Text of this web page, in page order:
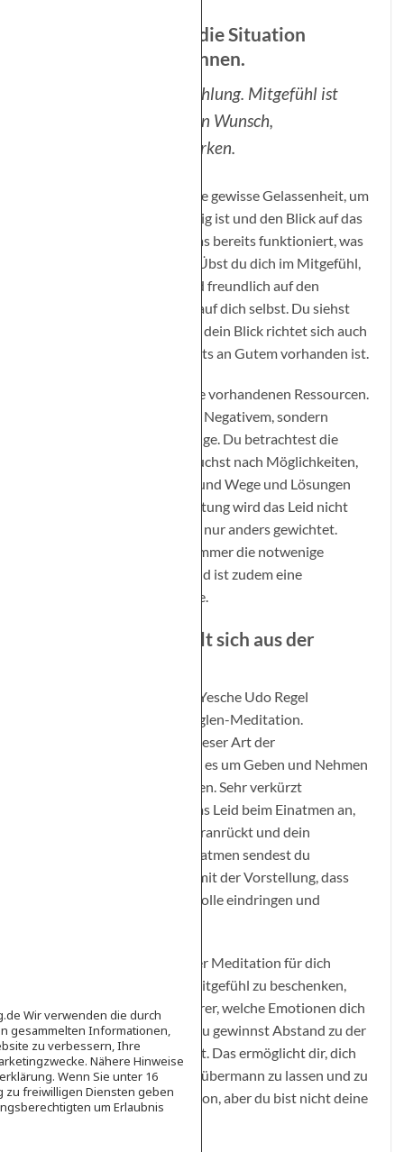
Mitgefühl lässt uns die Situation
ganzheitlicher erkennen.
Empathie ist Einfühlung. Mitgefühl ist
Einfühlung plus den Wunsch,
Heilsames zu bewirken.
Mitgefühl bewahrt also eine gewisse Gelassenheit, um
zu schauen, was jetzt wichtig ist und den Blick auf das
Gute zu richten, auf das, was bereits funktioniert, was
erreicht wurde, was da ist. Übst du dich im Mitgefühl,
blickst du wohlwollend und freundlich auf den
anderen beziehungsweise auf dich selbst. Du siehst
nicht nur das Leid, sondern dein Blick richtet sich auch
auf das, was im Leben bereits an Gutem vorhanden ist.
Du erkennst gleichzeitig die vorhandenen Ressourcen.
Damit versinkst du nicht in Negativem, sondern
behältst das Positive im Auge. Du betrachtest die
Situation gelassener und suchst nach Möglichkeiten,
wie man das Gute fördern und Wege und Lösungen
finden kann. Mit dieser Haltung wird das Leid nicht
verdrängt oder missachtet, nur anders gewichtet.
Vielleicht trägt Mitgefühl immer die notwenige
Gelassenheit im Gepäck und ist zudem eine
lösungsorientierte Variante.
Mitgefühl entwickelt sich aus der
Der buddhistische Mönch Yesche Udo Regel
unterrichtet Kurse zur Tonglen-Meditation.
). Bei dieser Art der
Mitgefühlsmeditation geht es um Geben und Nehmen
– Annehmen und Aussenden. Sehr verkürzt
beschrieben: Du nimmst das Leid beim Einatmen an,
so dass es näher an dich heranrückt und dein
Mitgefühl weckt. Beim Ausatmen sendest du
Mitgefühl aus, verbunden mit der Vorstellung, dass
dein Mitgefühl in das Leidvolle eindringen und
Praktizierst du diese Art der Meditation für dich
selbst, um dich mit Selbstmitgefühl zu beschenken,
erkennst du wesentlich klarer, welche Emotionen dich
gerade am Wickel haben. Du gewinnst Abstand zu der
Emotion, die am Köcheln ist. Das ermöglicht dir, dich
nicht von deinen Gefühlen übermann zu lassen und zu
spüren: Duhasteine Emotion, aber du bist nicht deine
Wir verwenden die durch
gesammelten Informationen,
zu verbessern, Ihre
Nähere Hinweise
Wenn Sie unter 16
zu freiwilligen Diensten geben
um Erlaubnis